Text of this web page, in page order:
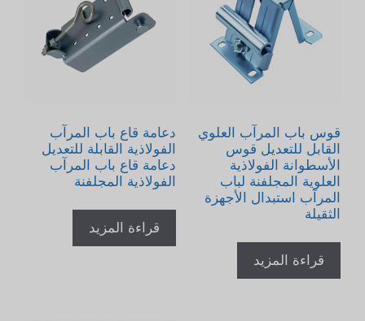
قوس باب المرآب العلوي
القابل للتعديل قوس
الأسطوانة الفولاذية
العلوية المجلفنة لباب
المرآب استبدال الأجهزة
الثقيلة
قراءة المزيد
دعامة قاع باب المرآب
الفولاذية القابلة للتعديل
دعامة قاع باب المرآب
الفولاذية المجلفنة
قراءة المزيد